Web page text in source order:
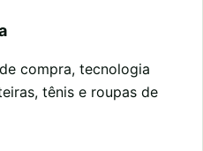
compra, tecnologia
tênis e roupas de